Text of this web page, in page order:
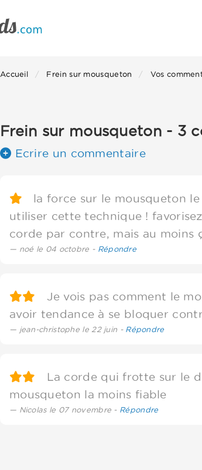
Accueil Frein sur mousqueton Vos
Frein sur mousqueton - 3
Ecrire un commentaire
la force sur le mousqueton
utiliser cette technique !
corde par contre, mais au moins
noé le 04 octobre - Répondre
Je vois pas comment le
avoir tendance à se bloquer
jean-christophe le 22 juin - Répondre
La corde qui frotte sur le
mousqueton la moins fiable
Nicolas le 07 novembre - Répondre